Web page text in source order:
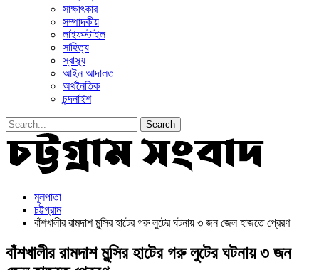
সাক্ষাৎকার
সম্পাদকীয়
লাইফস্টাইল
সাহিত্য
স্বাস্থ্য
আইন আদালত
অর্থনৈতিক
চন্দনাইশ
মূলপাতা
চট্টগ্রাম
বাঁশখালীর রামদাশ মুন্সির হাটের গরু লুটের ঘটনায় ৩ জন জেল হাজতে প্রেরণ
বাঁশখালীর রামদাশ মুন্সির হাটের গরু লুটের ঘটনায় ৩ জন